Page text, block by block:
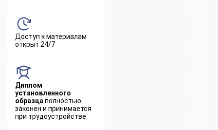
Доступ к материалам
открыт 24/7
Диплом
установленного
образца полностью
законен и принимается
при трудоустройстве